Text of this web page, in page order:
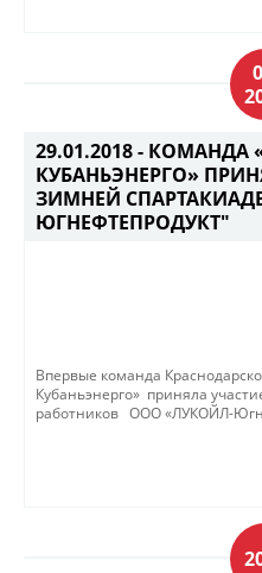
29.01.2018 - КОМАНДА
КУБАНЬЭНЕРГО»
ЗИМНЕЙ
ЮГНЕФТЕПРОДУКТ"
Впервые команда
Кубаньэнерго» приняла
работников ООО «ЛУКОЙЛ-